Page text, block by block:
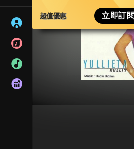
超值優惠 立即訂閱